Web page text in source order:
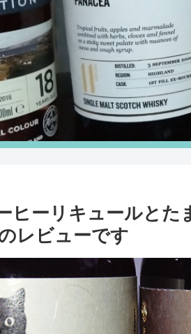
ヒーリキュールとた
レビューです